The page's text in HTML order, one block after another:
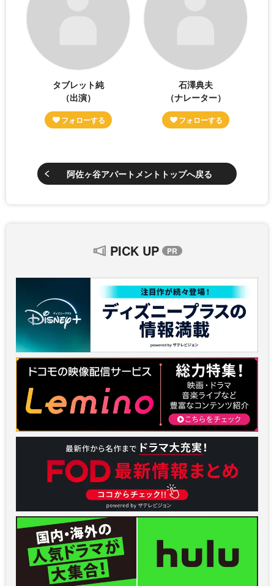
タブレット純
（出演）
石澤典夫
（ナレーター）
阿佐ヶ谷アパートメントトップへ戻る
PICK UP